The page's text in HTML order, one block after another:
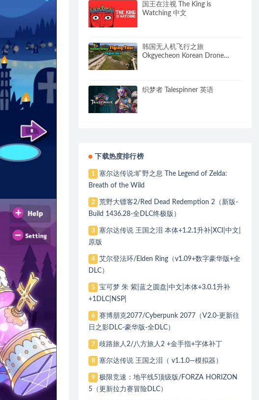
国王在注视 The King is
Watching 中文
韩国无人机飞行之旅
Okgyecheon Korean Drone
织梦者 Talespinner 英语
下载热度排行榜
1
塞尔达传说:旷野之息 The Legend of Zelda:
Breath of the Wild
2
荒野大镖客2/Red Dead Redemption 2（新版-
Build 1436.28-全DLC终极版）
3
塞尔达传说 王国之泪 本体+1.2.1升补|XCI|中文|
原版
4
艾尔登法环/Elden Ring（v1.09+数字豪华版+全
DLC）
5
宝可梦 朱 紫|蓝之圆盘|中文|本体+3.0.1升补
+1DLC|NSP|
6
赛博朋克2077/Cyberpunk 2077（V2.0-更新往
日之影DLC-豪华版-全DLC）
7 歧路旅人2/八方旅人2 +金手指+字体补丁
8 塞尔达传说 王国之泪（ v1.1.0—模拟器）
9
极限竞速：地平线5顶级版/FORZA HORIZON
5（更新拉力赛冒险DLC）